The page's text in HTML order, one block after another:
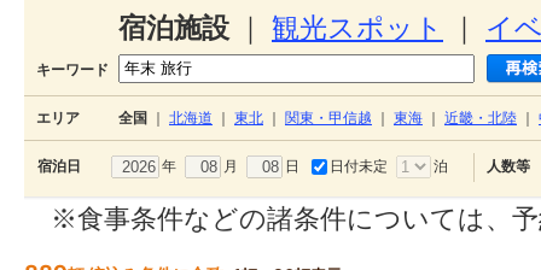
宿泊施設 観光スポット イ
キーワード
エリア 全国 北海道 東北 関東・甲信越 東海 近畿・北陸
宿泊日 年 月 日 日付未定 泊 人数等
※食事条件などの諸条件については、